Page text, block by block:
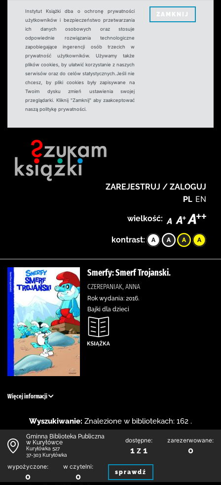
Instytut Książki dba o ochronę prywatności
użytkowników i bezpieczeństwo przetwarzania
ich danych osobowych oraz stosuje
odpowiednie rozwiązania technologiczne
zapobiegające ingerencji osób trzecich w
prywatność użytkowników. Używamy także
plików cookies, by ułatwić korzystanie z naszych
serwisów oraz do celów statystycznych.Jeśli nie
chcesz, by pliki cookies były zapisywane na
Twoim dysku zmień ustawienia swojej
przeglądarki. Kliknij "Zamknij" aby zaakceptować
naszą politykę prywatności.
ZAMKNIJ
ZAREJESTRUJ / ZALOGUJ
PL EN
wielkość:
kontrast:
Smerfy: Smerf Trojanski.
CZEREPANIAK, ANNA
Rok wydania: 2016.
Bajki dla dzieci
Więcej informacji
Wyszukiwanie: Znalezione w bibliotekach: 162 .
Gminna Biblioteka Publiczna
w Kuryłówce
Kuryłówka 527
37-303 Kuryłówka
dostępne:
1 z 1
zarezerwowane:
0
wypożyczone:
0
w czytelni:
0 sprawdź